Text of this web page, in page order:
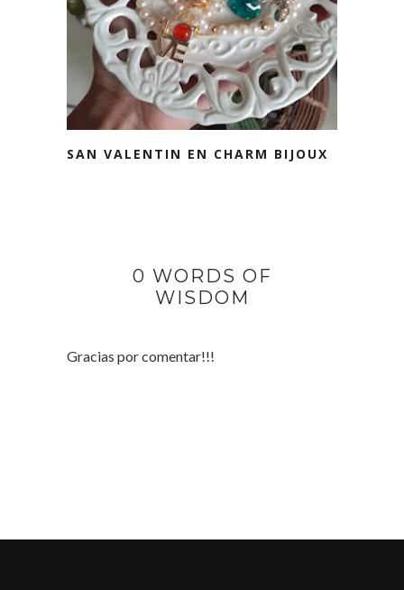
SAN VALENTIN EN CHARM BIJOUX
0 WORDS OF
WISDOM
Gracias por comentar!!!